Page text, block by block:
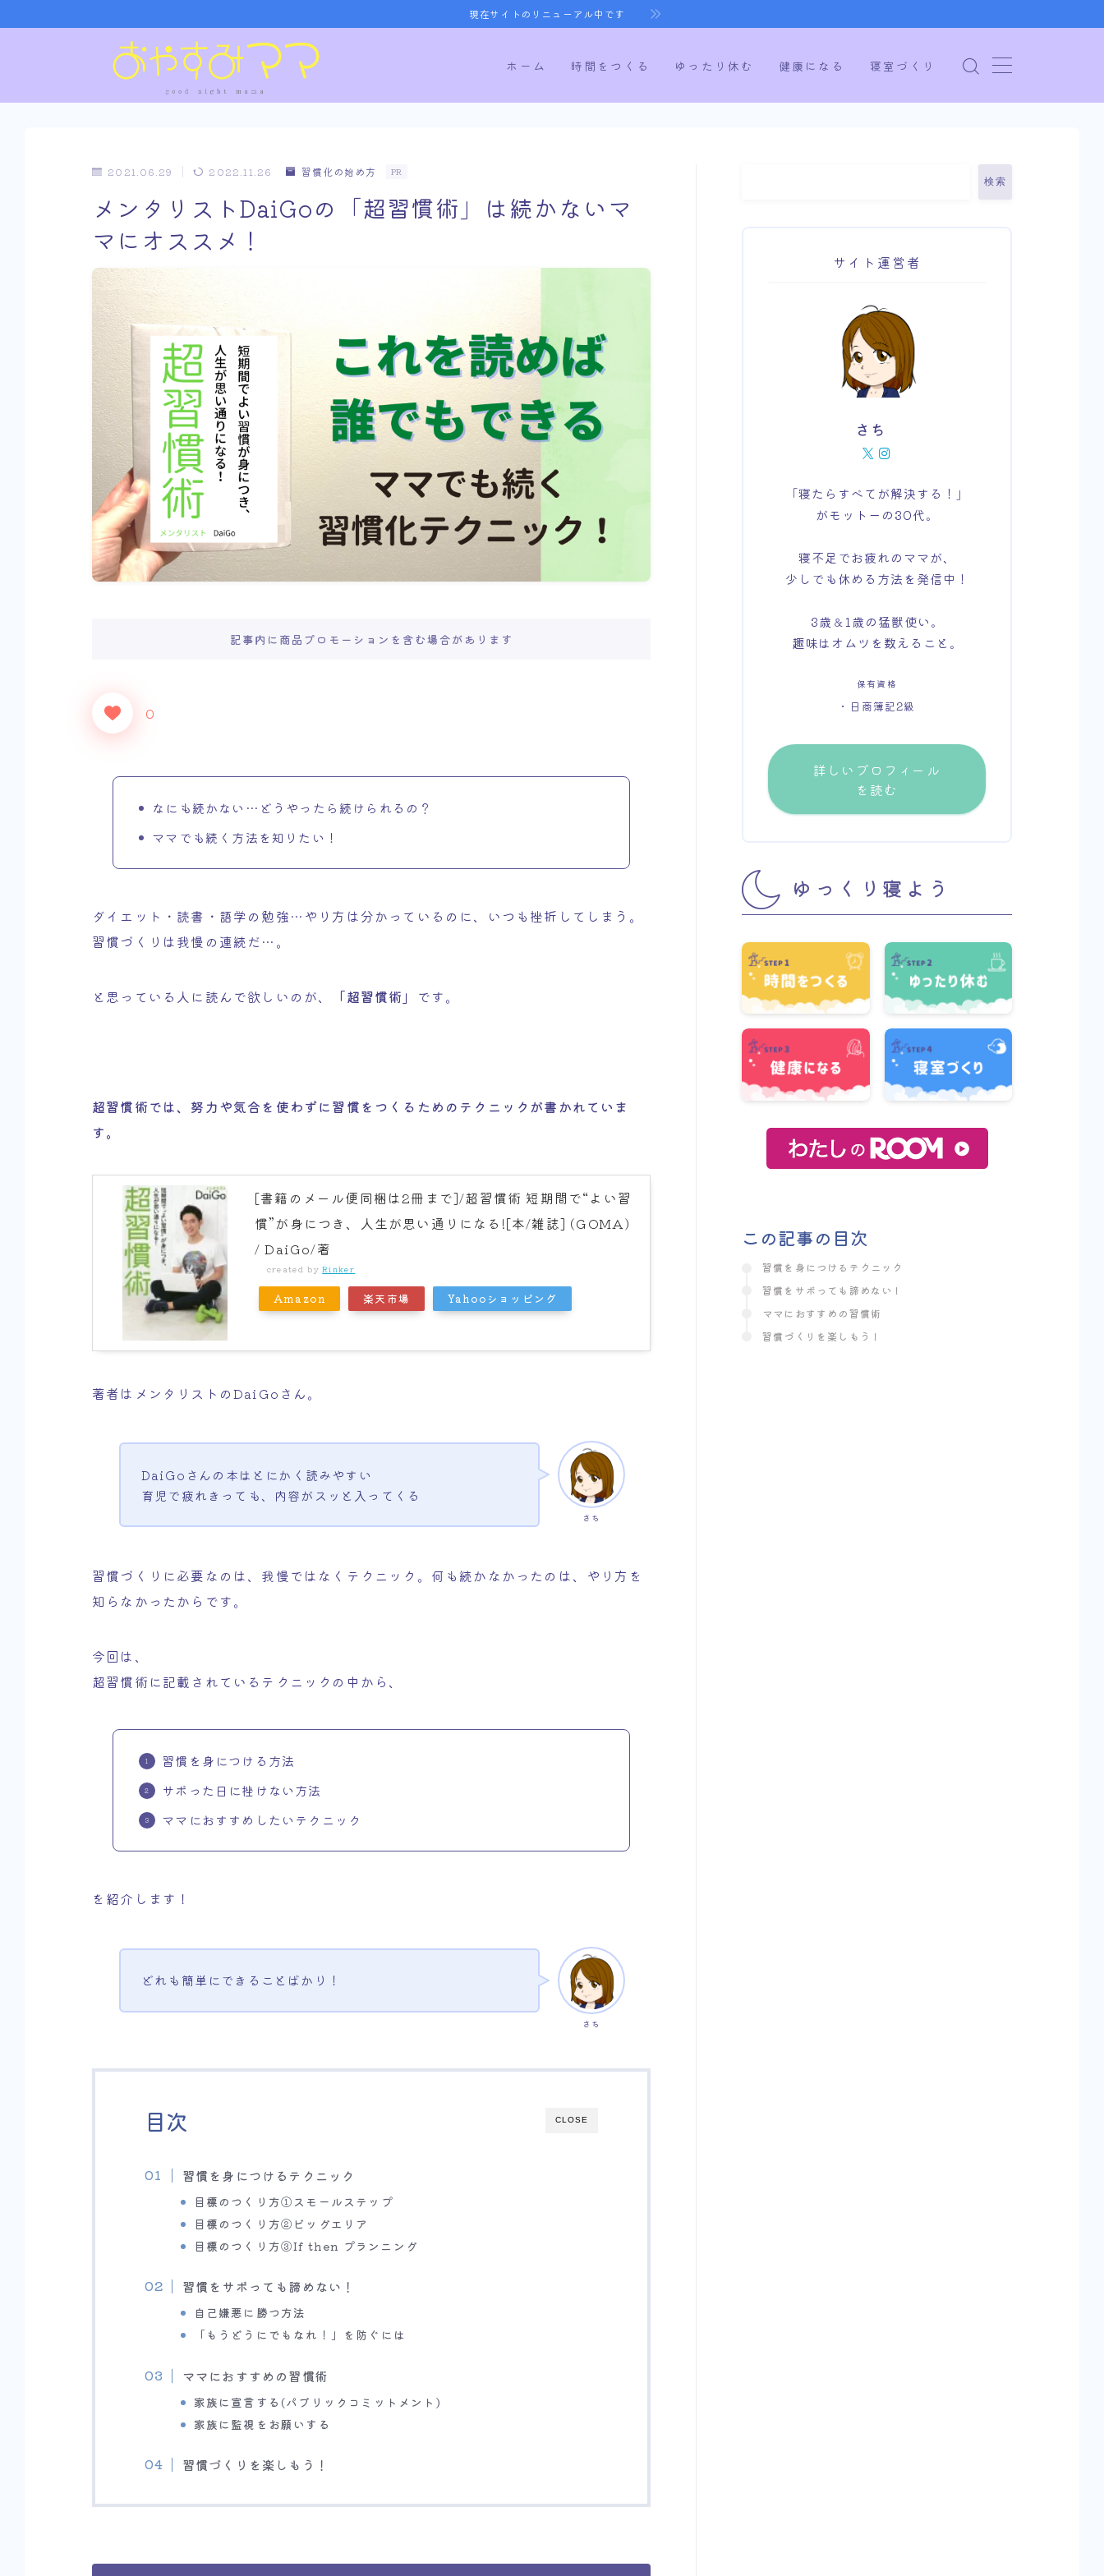
現在サイトのリニューアル中です
ホーム 時間をつくる ゆったり休む 健康になる 寝室づくり
時間をつくる
寝室づくり
2021.06.29 2022.11.26 習慣化の始め方 PR
メンタリストDaiGoの「超習慣術」は続かないマ
マにオススメ！
記事内に商品プロモーションを含む場合があります
0
なにも続かない…どうやったら続けられるの？
ママでも続く方法を知りたい！
ダイエット・読書・語学の勉強…やり方は分かっているのに、いつも挫折してしまう。
習慣づくりは我慢の連続だ…。
と思っている人に読んで欲しいのが、 「超習慣術」 です。
超習慣術では、努力や気合を使わずに習慣をつくるためのテクニックが書かれていま
す。
[書籍のメール便同梱は2冊まで]/超習慣術 短期間で“よい習
慣”が身につき、人生が思い通りになる![本/雑誌] (GOMA)
/ DaiGo/著
created byRinker
Amazon 楽天市場 Yahooショッピング
著者はメンタリストのDaiGoさん。
さち
DaiGoさんの本はとにかく読みやすい
育児で疲れきっても、内容がスッと入ってくる
習慣づくりに必要なのは、我慢ではなくテクニック。何も続かなかったのは、やり方を
知らなかったからです。
今回は、
超習慣術に記載されているテクニックの中から、
習慣を身につける方法
サボった日に挫けない方法
ママにおすすめしたいテクニック
を紹介します！
さち
どれも簡単にできることばかり！
CLOSE
目次
習慣を身につけるテクニック
目標のつくり方①スモールステップ
目標のつくり方②ビッグエリア
目標のつくり方③If then プランニング
習慣をサボっても諦めない！
自己嫌悪に勝つ方法
「もうどうにでもなれ！」を防ぐには
ママにおすすめの習慣術
家族に宣言する(パブリックコミットメント)
家族に監視をお願いする
習慣づくりを楽しもう！
検索
サイト運営者
さち
「寝たらすべてが解決する！」
がモットーの30代。
寝不足でお疲れのママが、
少しでも休める方法を発信中！
3歳＆1歳の猛獣使い。
趣味はオムツを数えること。
保有資格
・日商簿記2級
詳しいプロフィール
を読む
ゆっくり寝よう
この記事の目次
習慣を身につけるテクニック
習慣をサボっても諦めない！
ママにおすすめの習慣術
習慣づくりを楽しもう！